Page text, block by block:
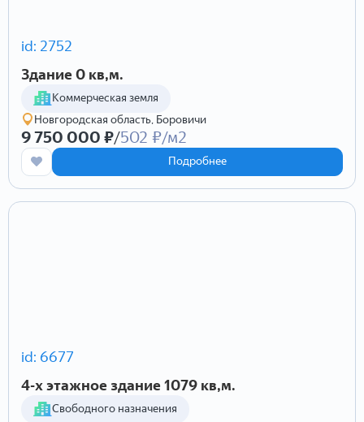
id: 2752
Здание 0 кв,м.
Коммерческая земля
Новгородская область, Боровичи
Подробнее
9 750 000 ₽/502 ₽/м2
id: 6677
4-х этажное здание 1079 кв,м.
Cвободного назначения